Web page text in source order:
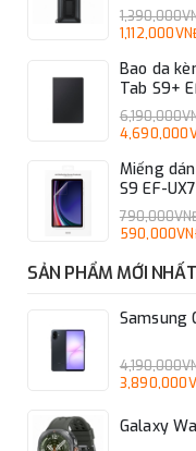
Bao da
Tab S9+
Miếng
S9 EF-
SẢN PHẨM MỚI NHẤT
Samsung
Galaxy